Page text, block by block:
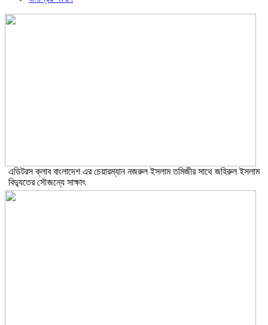
এডিটরস ক্লাব বাংলাদেশ এর চেয়ারম্যান নজরুল ইসলাম তমিজীর সাথে জহিরুল ইসলাম
বিদ্যুতের সৌজন্যে সাক্ষাৎ